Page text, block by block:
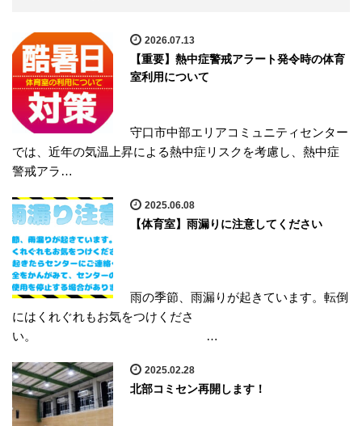
2026.07.13
【重要】熱中症警戒アラート発令時の体育
室利用について
守口市中部エリアコミュニティセンター
では、近年の気温上昇による熱中症リスクを考慮し、熱中症
警戒アラ…
2025.06.08
【体育室】雨漏りに注意してください
雨の季節、雨漏りが起きています。転倒
にはくれぐれもお気をつけくださ
い。 …
2025.02.28
北部コミセン再開します！